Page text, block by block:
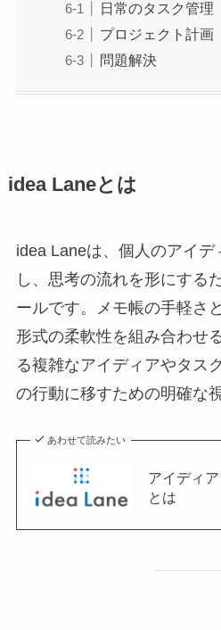
日常のタスク管理
プロジェクト計画
問題解決
idea Laneとは
idea Laneは、個人のアイデ
し、思考の流れを形にする
ールです。メモ帳の手軽さ
形式の柔軟性を組み合わせ
る複雑なアイディアやタス
の行動に移すための明確な
あわせて読みたい
アイディ
とは